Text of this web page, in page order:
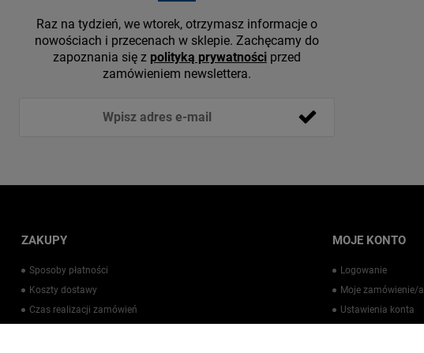
Raz na tydzień, we wtorek, otrzymasz informacje o
nowościach i przecenach w sklepie. Zachęcamy do
zapoznania się z polityką prywatności przed
zamówieniem newslettera.
ZAKUPY
Sposoby płatności
Koszty dostawy
Czas realizacji zamówień
MOJE KONTO
Logowanie
Moje zamówienie/a
Ustawienia konta